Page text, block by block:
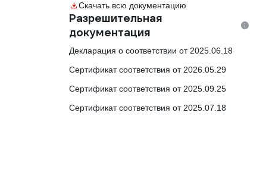
Скачать всю документацию
Разрешительная
документация
Декларация о соответствии от 2025.06.18
Сертификат соответствия от 2026.05.29
Сертификат соответствия от 2025.09.25
Сертификат соответствия от 2025.07.18